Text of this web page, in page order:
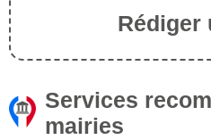
Rédiger
Services
mairies